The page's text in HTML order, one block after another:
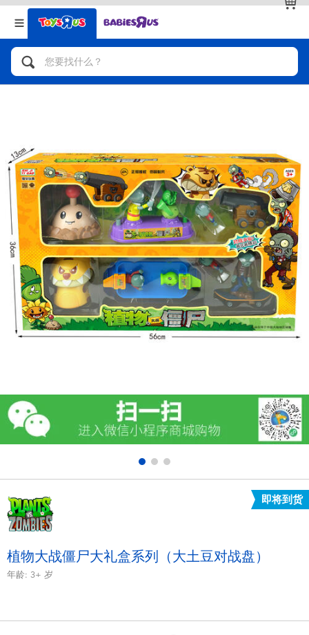
返回
分类目录
人气英雄，角色扮演，射击玩具
拼砌组合及乐高LEGO
玩具车，货车，火车及遥控系列
手工艺，文具，蜡笔，泥胶，画板
娃娃，芭比，收藏公仔
电子玩具
益智学习玩具
户外及运动产品
模仿，化妆及造型系列
毛绒公仔玩具
返回
品牌
查看全部
即将到货
植物大战僵尸大礼盒系列（大土豆对战盘）
年龄: 3+ 岁